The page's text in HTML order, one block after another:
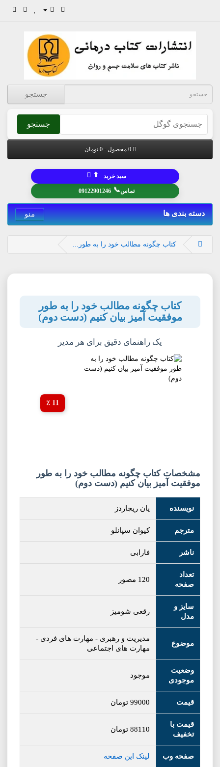
جستجو
جستجو
0 محصول - 0 تومان
تماس📞
09122901246
سبد خرید ⬆
دسته بندی ها منو
کتاب چگونه مطالب خود را به طور...
کتاب چگونه مطالب خود را به طور
موفقیت آمیز بیان کنیم (دست دوم)
یک راهنمای دقیق برای هر مدیر
11 ٪
مشخصات کتاب چگونه مطالب خود را به طور
موفقیت آمیز بیان کنیم (دست دوم)
نویسنده یان ریچاردز
مترجم کیوان سپانلو
ناشر فارابی
تعداد
صفحه
120 مصور
سایز و
مدل
رقعی شومیز
موضوع
مدیریت و رهبری - مهارت های فردی -
مهارت های اجتماعی
وضعیت
موجودی
موجود
قیمت 99000 تومان
قیمت با
تخفیف
88110 تومان
صفحه وب لینک این صفحه